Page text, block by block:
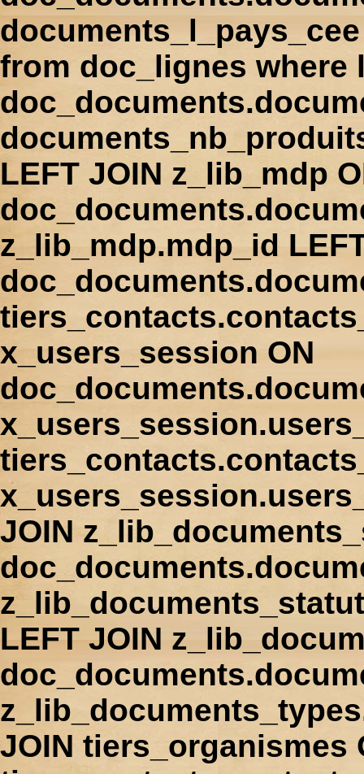
from doc_lignes where
LEFT JOIN z_lib_mdp
z_lib_mdp.mdp_id
x_users_session ON
JOIN
LEFT JOIN
JOIN tiers_organismes